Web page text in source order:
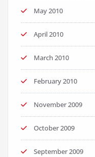
May 2010
April 2010
March 2010
February 2010
November 2009
October 2009
September 2009